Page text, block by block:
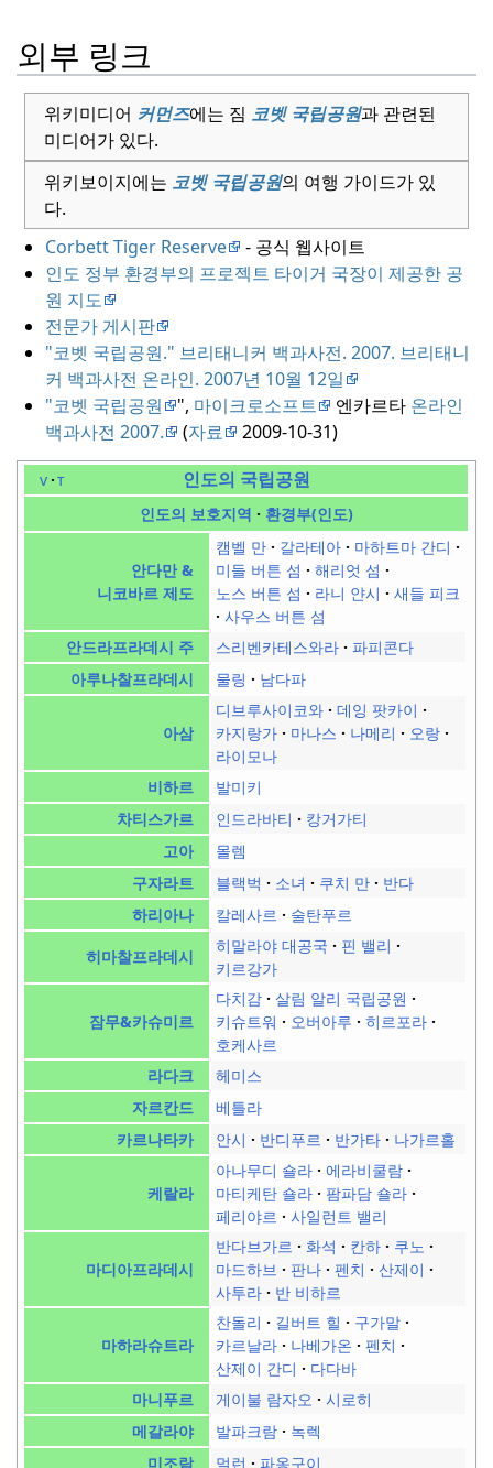
외부 링크
위키미디어 커먼즈에는 짐 코벳 국립공원과 관련된
미디어가 있다.
위키보이지에는 코벳 국립공원의 여행 가이드가 있
다.
Corbett Tiger Reserve
- 공식 웹사이트
인도 정부 환경부의 프로젝트 타이거 국장이 제공한 공
원 지도
전문가 게시판
"코벳 국립공원." 브리태니커 백과사전. 2007. 브리태니
커 백과사전 온라인. 2007년 10월 12일
"코벳 국립공원
", 마이크로소프트 엔카르타 온라인
백과사전 2007.
(자료 2009-10-31)
v t 인도의 국립공원
인도의 보호지역 환경부(인도)
안다만 &
니코바르 제도
캠벨 만 갈라테아
마하트마 간디
미들 버튼 섬
해리엇 섬
노스 버튼 섬
라니 얀시
새들 피크
사우스 버튼 섬
안드라프라데시 주
스리벤카테스와라
파피콘다
아루나찰프라데시
물링 남다파
아삼
디브루사이코와
데잉 팟카이
카지랑가
마나스 나메리
오랑
라이모나
비하르
발미키
차티스가르
인드라바티
캉거가티
고아
몰렘
구자라트
블랙벅 소녀 쿠치 만
반다
하리아나
칼레사르 술탄푸르
히마찰프라데시
히말라야 대공국
핀 밸리
키르강가
잠무&카슈미르
다치감
살림 알리 국립공원
키슈트워
오버아루
히르포라
호케사르
라다크
헤미스
자르칸드
베틀라
카르나타카
안시 반디푸르 반가타 나가르홀
케랄라
아나무디 숄라
에라비쿨람
마티케탄 숄라
팜파담 숄라
페리야르
사일런트 밸리
마디아프라데시
반다브가르 화석 칸하
쿠노
마드하브
판나 펜치
산제이
사투라
반 비하르
마하라슈트라
찬돌리 길버트 힐
구가말
카르날라
나베가온
펜치
산제이 간디
다다바
마니푸르
게이불 람자오
시로히
메갈라야
발파크람
녹렉
미조람
멀런 파옹구이